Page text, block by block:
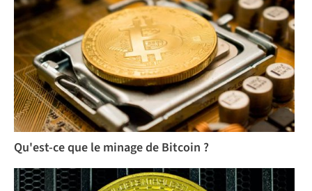
Qu'est-ce que le minage de Bitcoin ?